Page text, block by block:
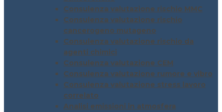
Consulenza valutazione rischio MMC
Consulenza valutazione rischio
cancerogeno mutageno
Consulenza valutazione rischio da
agenti chimici
Consulenza valutazione CEM
Consulenza valutazione rumore e vibro
Consulenza valutazione stress lavoro
correlato
Analisi emissioni in atmosfera